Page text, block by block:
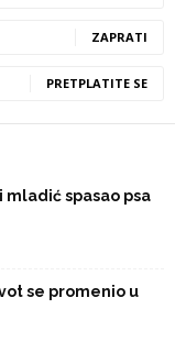
ZAPRATI
PRETPLATITE SE
mladić spasao psa
se promenio u